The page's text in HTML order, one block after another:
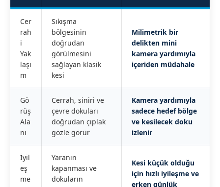
Cer
rah
i
Yak
laşı
m
Sıkışma
bölgesinin
doğrudan
görülmesini
sağlayan klasik
kesi
Milimetrik bir
delikten mini
kamera yardımıyla
içeriden müdahale
Gö
rüş
Ala
nı
Cerrah, siniri ve
çevre dokuları
doğrudan çıplak
gözle görür
Kamera yardımıyla
sadece hedef bölge
ve kesilecek doku
izlenir
İyil
eş
me
Yaranın
kapanması ve
dokuların
Kesi küçük olduğu
için hızlı iyileşme ve
erken günlük